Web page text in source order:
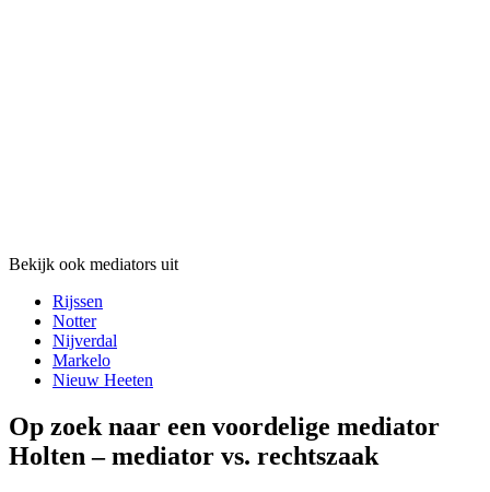
Bekijk ook mediators uit
Rijssen
Notter
Nijverdal
Markelo
Nieuw Heeten
Op zoek naar een voordelige mediator
Holten – mediator vs. rechtszaak